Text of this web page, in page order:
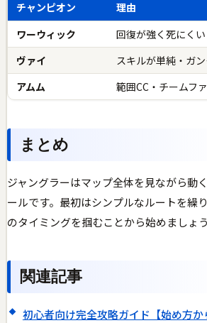
チャンピオン
理由
ワーウィック
回復が強く死にくい
ヴァイ
スキルが単純・ガ
アムム
範囲CC・チームフ
まとめ
ジャングラーはマップ全体を見ながら動
ールです。最初はシンプルなルートを繰
のタイミングを掴むことから始めましょう
関連記事
初心者向け完全攻略ガイド【始め方か